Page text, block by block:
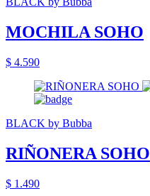
MOCHILA SOHO
$ 4.590
BLACK by Bubba
RIÑONERA SOHO
$ 1.490